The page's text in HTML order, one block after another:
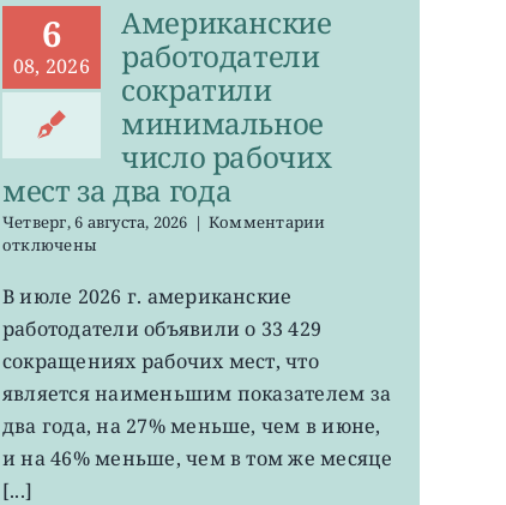
6
08, 2026
Американские
работодатели
сократили
минимальное
число рабочих
мест за два года
Четверг, 6 августа, 2026 | Комментариик
мест
за
года
отключены
В июле 2026 г. американские
работодатели объявили о 33 429
сокращениях рабочих мест, что
является наименьшим показателем за
два года, на 27% меньше, чем в июне,
и на 46% меньше, чем в том же месяце
[...]